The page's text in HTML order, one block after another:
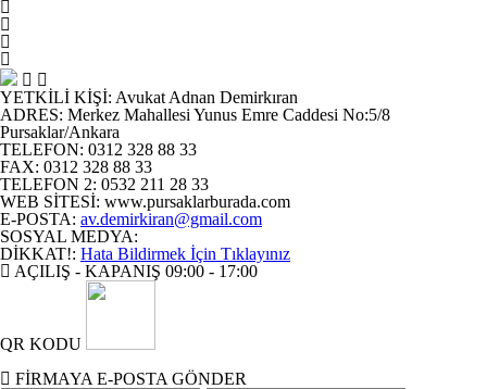
YETKİLİ KİŞİ: Avukat Adnan Demirkıran
ADRES: Merkez Mahallesi Yunus Emre Caddesi No:5/8
Pursaklar/Ankara
TELEFON: 0312 328 88 33
FAX: 0312 328 88 33
TELEFON 2: 0532 211 28 33
WEB SİTESİ: www.pursaklarburada.com
E-POSTA: av.demirkiran@gmail.com
SOSYAL MEDYA:
DİKKAT!: Hata Bildirmek İçin Tıklayınız
AÇILIŞ - KAPANIŞ 09:00 - 17:00
QR KODU
FİRMAYA E-POSTA GÖNDER